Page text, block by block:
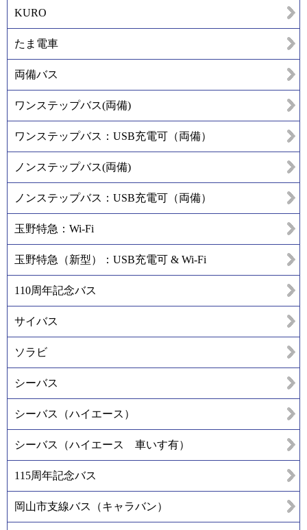
KURO
たま電車
両備バス
ワンステップバス(両備)
ワンステップバス：USB充電可（両備）
ノンステップバス(両備)
ノンステップバス：USB充電可（両備）
玉野特急：Wi-Fi
玉野特急（新型）：USB充電可 & Wi-Fi
110周年記念バス
サイバス
ソラビ
シーバス
シーバス（ハイエース）
シーバス（ハイエース 車いす有）
115周年記念バス
岡山市支線バス（キャラバン）